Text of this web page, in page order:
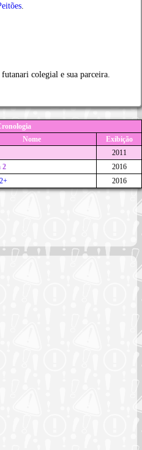
colegial e sua parceira.
Nome
Exibição
2011
2
2016
2016